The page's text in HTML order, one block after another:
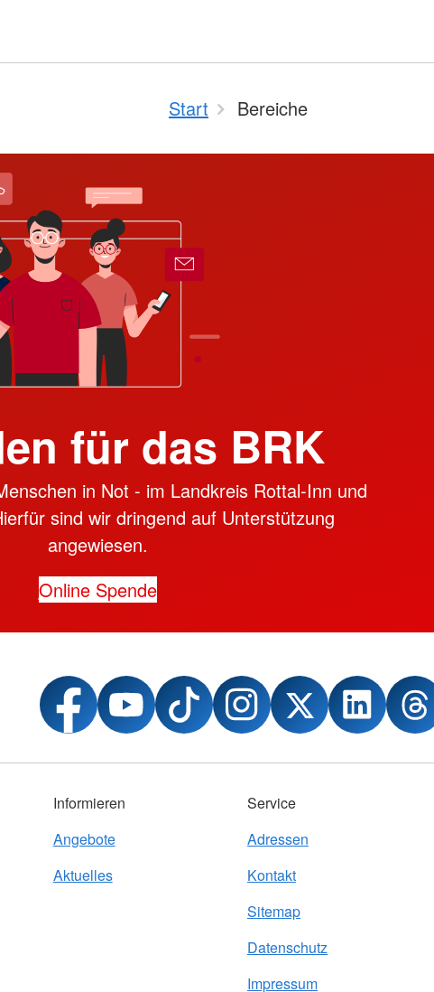
Start Bereiche
für das BRK
in Not - im Landkreis Rottal-Inn und
sind wir dringend auf Unterstützung
angewiesen.
Online Spende
Informieren
Angebote
Aktuelles
Service
Adressen
Kontakt
Sitemap
Datenschutz
Impressum